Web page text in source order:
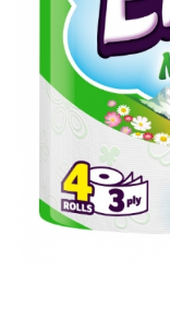
Odorizanți WC
Soluții anticalcar,
Soluții desfundat
Hârtie igienică
Detergenți diverse
Sticlă și ferestre
Covoare și tapițerii
Mobilier
Roll-on
Igienă orală
Apă de gură
Pastă de dinți
Produse pentru ras
After Shave
Cremă de ras